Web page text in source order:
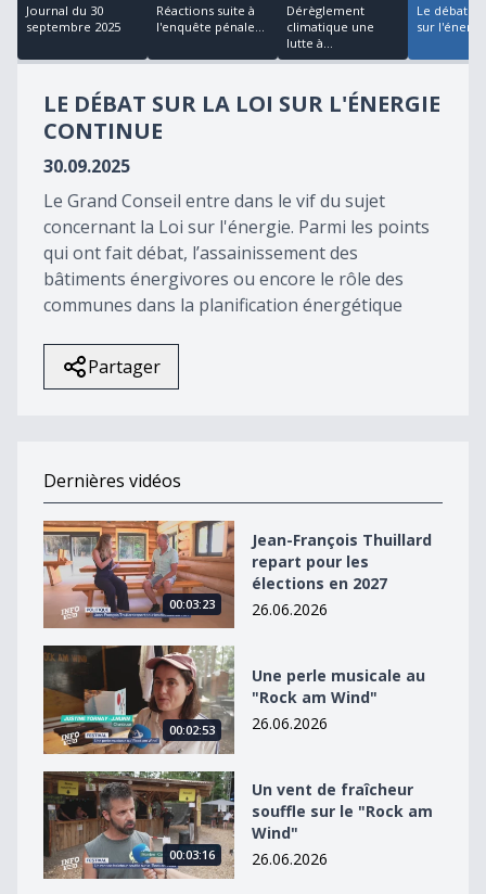
18
minutes,
seconds
Journal du 30
septembre 2025
Réactions suite à
l'enquête pénale...
Dérèglement
climatique une
lutte à...
Le débat
sur
LE DÉBAT SUR LA LOI SUR L'ÉNERGIE
CONTINUE
30.09.2025
Le Grand Conseil entre dans le vif du sujet
concernant la Loi sur l'énergie. Parmi les points
qui ont fait débat, l’assainissement des
bâtiments énergivores ou encore le rôle des
communes dans la planification énergétique
Partager
Dernières vidéos
Jean-François Thuillard repart pour les élections en
00:03:23
Jean-François Thuillard
repart pour les
élections en 2027
26.06.2026
Une perle musicale au &quot;Rock am Wind&quot;
00:02:53
Une perle musicale au
"Rock am Wind"
26.06.2026
Un vent de fraîcheur souffle sur le &quot;Rock am
00:03:16
Un vent de fraîcheur
souffle sur le "Rock am
Wind"
26.06.2026